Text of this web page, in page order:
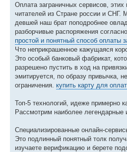
Оплата заграничных сервисов,
читателей из Стране россии и СНГ.
девшей наш брат поподробнее
разборчивые распоряжения
простой и понятный способ оплаты
Что неприкрашенное кажущаяся
Это особый банковый фабрикат,
разрешено пустить в ход на
эмитируется, по образу привычка,
ограничения. купить карту для
Топ-5 технологий, идеже примерно
Рассмотрим наиболее легендарные
Специализированные онлайн-
Это подлинный понятный толк
изучаете верификацию и берете